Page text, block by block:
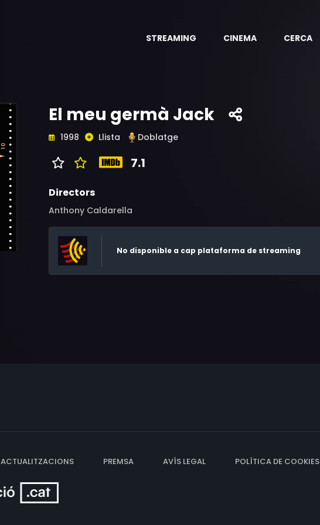
STREAMING CINEMA CERCA
El meu germà Jack
1998 Llista Doblatge
7.1
Directors
Anthony Caldarella
No disponible a cap plataforma de streaming
ACTUALITZACIONS PREMSA AVÍS LEGAL POLÍTICA DE COOKIES